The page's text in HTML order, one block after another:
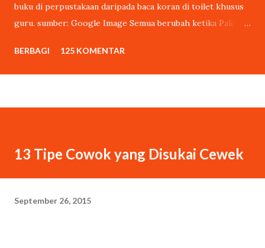
buku di perpustakaan daripada baca koran di toilet khusus
guru. sumber: Google Image Semua berubah ketika Pak
mengikutkan puisi buatan saya dalam lomba cipta puisi
tahunan yang diadakan oleh pihak sekolah. Lomba tersebut
menang. Pak Wardiman mengambil hadiah sepedanya,
ngejar saya untuk minta wawancara. “Kamu Rangga, kan?”
kobokan, tangan saya masih ada bumbu rendang. Sebab saya
BERBAGI 125 KOMENTAR
13 Tipe Cowok yang Disukai Cewek
September 26, 2015